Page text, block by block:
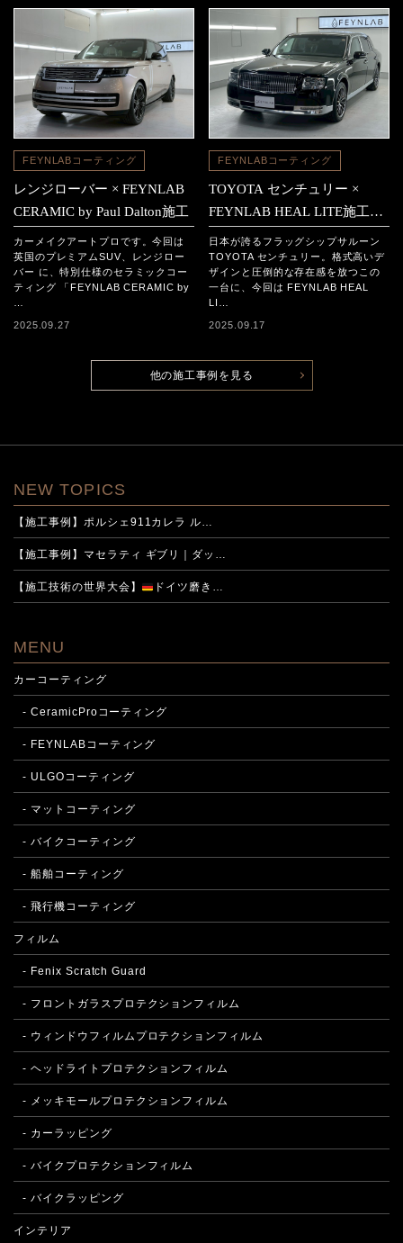
FEYNLABコーティング
レンジローバー × FEYNLAB
CERAMIC by Paul Dalton施工
カーメイクアートプロです。今回は
英国のプレミアムSUV、レンジロー
バー に、特別仕様のセラミックコー
ティング 「FEYNLAB CERAMIC by
…
2025.09.27
FEYNLABコーティング
TOYOTA センチュリー ×
FEYNLAB HEAL LITE施工事
例
日本が誇るフラッグシップサルーン
TOYOTA センチュリー。格式高いデ
ザインと圧倒的な存在感を放つこの
一台に、今回は FEYNLAB HEAL
LI…
2025.09.17
他の施工事例を見る
NEW TOPICS
【施工事例】ポルシェ911カレラ ル…
【施工事例】マセラティ ギブリ｜ダッ…
【施工技術の世界大会】 ドイツ磨き…
MENU
カーコーティング
- CeramicProコーティング
- FEYNLABコーティング
- ULGOコーティング
- マットコーティング
- バイクコーティング
- 船舶コーティング
- 飛行機コーティング
フィルム
- Fenix Scratch Guard
- フロントガラスプロテクションフィルム
- ウィンドウフィルムプロテクションフィルム
- ヘッドライトプロテクションフィルム
- メッキモールプロテクションフィルム
- カーラッピング
- バイクプロテクションフィルム
- バイクラッピング
インテリア